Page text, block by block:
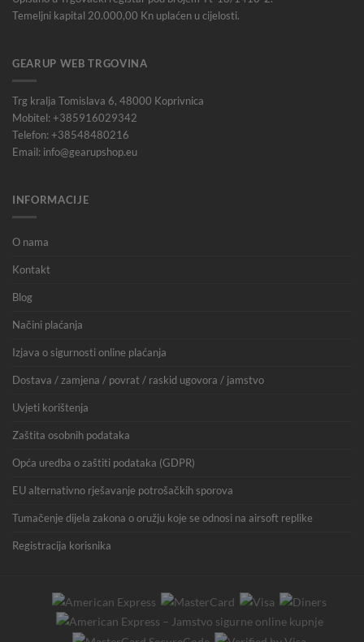
Temeljni kapital 20.000,00 Kn uplaćen u cijelosti.
GEARUP WEB TRGOVINA
Trg kralja Tomislava 6, 48000 Koprivnica
Mobitel: +385916029342
Telefon: +38548480216
Email: info@gearupshop.eu
INFORMACIJE
O nama
Kontakt
Blog
Načini plaćanja
Izjava o sigurnosti online plaćanja
Dostava / zamjena / povrat / raskid ugovora / jamstvo
Uvjeti korištenja
Zaštita osobnih podataka
Opća uredba o zaštiti podataka (GDPR)
EU alternativno rješavanje potrošačkih sporova
Tumačenje dijela zakona o oružju koje se odnosi na airsoft replike
Registracija korisnika